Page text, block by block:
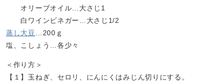
オリーブオイル…大さじ1
白ワインビネガー…大さじ1/2
蒸し大豆 …200ｇ
塩、こしょう…各少々
＜作り方＞
【１】玉ねぎ、セロリ、にんにくはみじん切りにする。